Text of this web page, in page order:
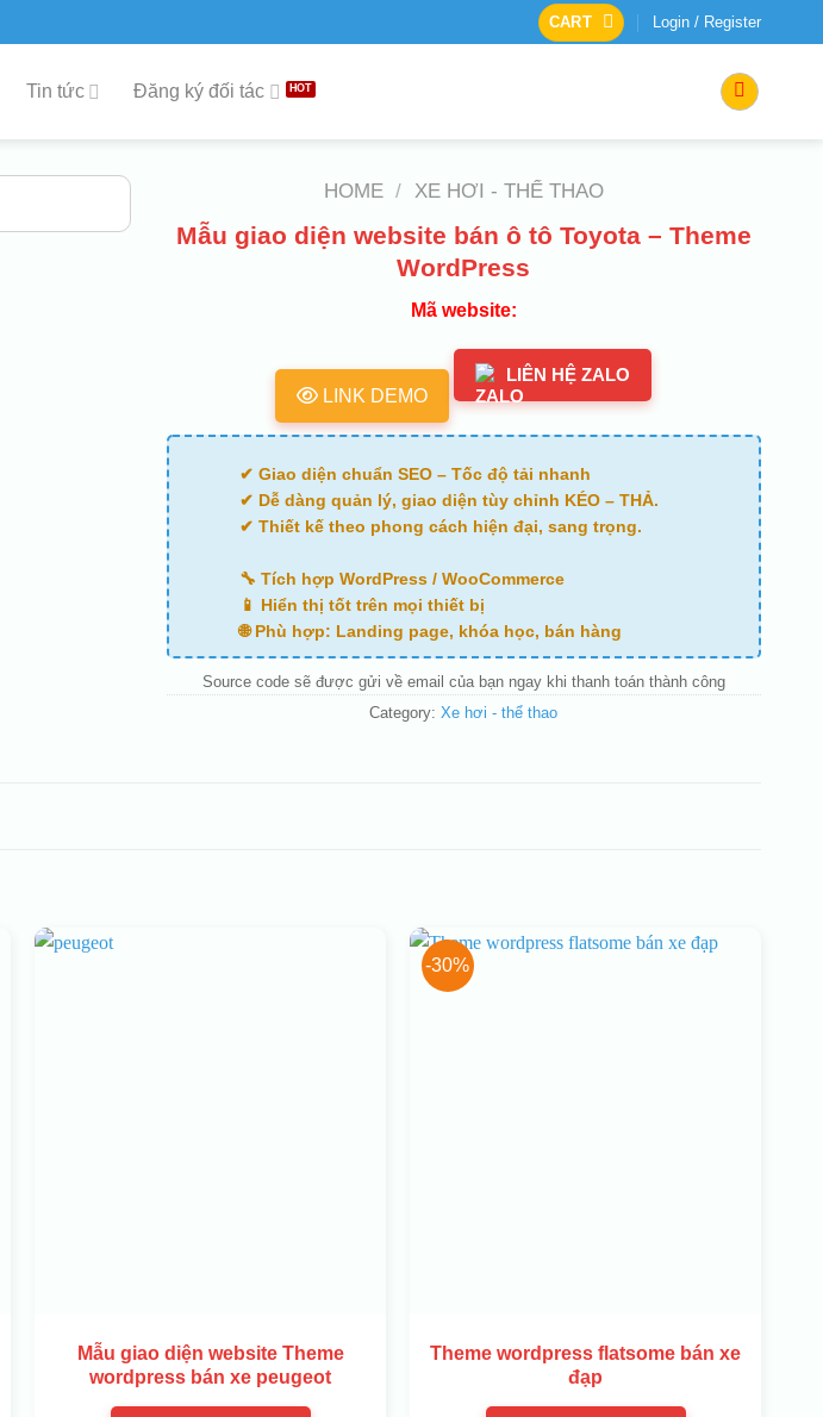
CART Login / Register
Tin tức Đăng ký đối tác
HOME / XE HƠI - THỂ THAO
Mẫu giao diện website bán ô tô Toyota – Theme
WordPress
Mã website:
LINK DEMO
LIÊN HỆ ZALO
✔ Giao diện chuẩn SEO – Tốc độ tải nhanh
✔ Dễ dàng quản lý, giao diện tùy chỉnh KÉO – THẢ.
✔ Thiết kế theo phong cách hiện đại, sang trọng.
🔧 Tích hợp WordPress / WooCommerce
📱 Hiển thị tốt trên mọi thiết bị
🌐 Phù hợp: Landing page, khóa học, bán hàng
Source code sẽ được gửi về email của bạn ngay khi thanh toán thành công
Category:Xe hơi - thể thao
Mẫu giao diện website Theme
wordpress bán xe peugeot
-30%
Theme wordpress flatsome bán xe
đạp